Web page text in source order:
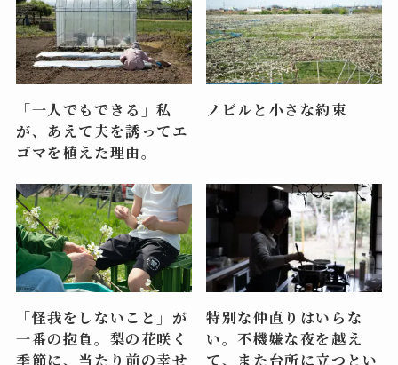
「一人でもできる」私
が、あえて夫を誘ってエ
ゴマを植えた理由。
ノビルと小さな約束
「怪我をしないこと」が
一番の抱負。梨の花咲く
季節に、当たり前の幸せ
特別な仲直りはいらな
い。不機嫌な夜を越え
て、また台所に立つとい